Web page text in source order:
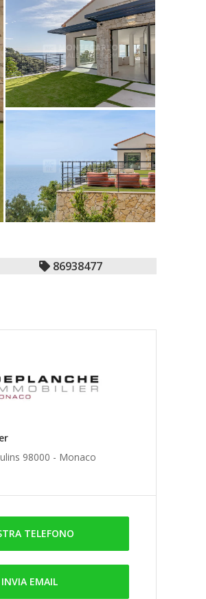
86938477
98000 - Monaco
TELEFONO
INVIA EMAIL